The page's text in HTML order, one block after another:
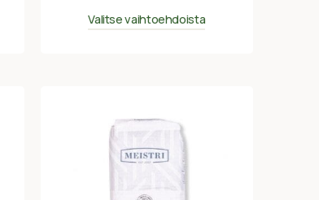
Valitse vaihtoehdoista